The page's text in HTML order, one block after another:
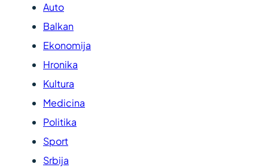
Auto
Balkan
Ekonomija
Hronika
Kultura
Medicina
Politika
Sport
Srbija